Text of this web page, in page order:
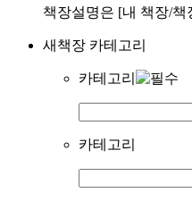
책장설명은 [내 책장/
새책장 카테고리
카테고리
카테고리